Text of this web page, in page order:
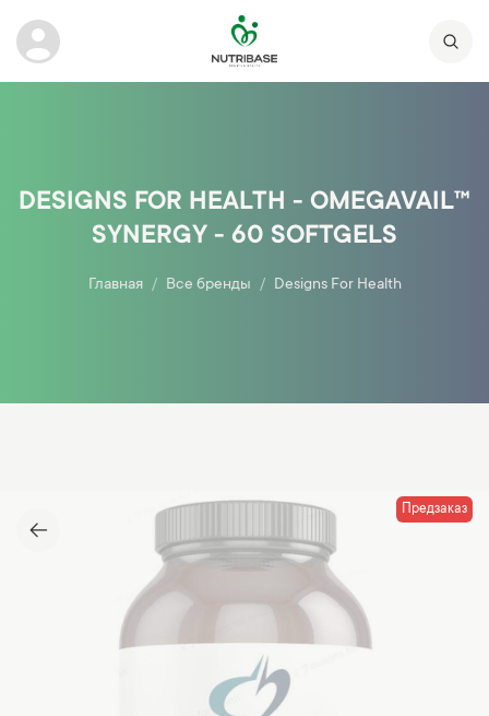
DESIGNS FOR HEALTH - OMEGAVAIL™
SYNERGY - 60 SOFTGELS
Главная Все бренды Designs For Health
Предзаказ